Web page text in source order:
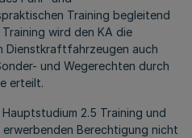
Training begleitend
wird den KA die
Dienstkraftfahrzeugen auch
und Wegerechten durch
erteilt.
2.5 Training und
Berechtigung nicht